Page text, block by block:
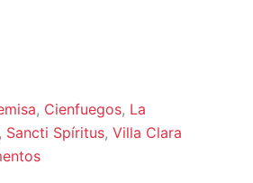
, Cienfuegos, La
, Sancti Spíritus, Villa Clara